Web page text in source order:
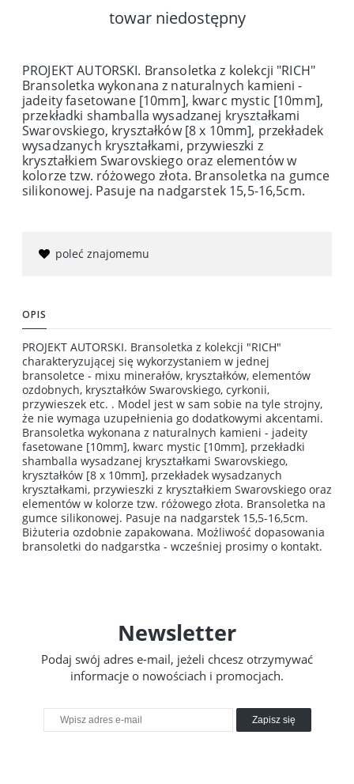
towar niedostępny
PROJEKT AUTORSKI. Bransoletka z kolekcji "RICH"
Bransoletka wykonana z naturalnych kamieni -
jadeity fasetowane [10mm], kwarc mystic [10mm],
przekładki shamballa wysadzanej kryształkami
Swarovskiego, kryształków [8 x 10mm], przekładek
wysadzanych kryształkami, przywieszki z
kryształkiem Swarovskiego oraz elementów w
kolorze tzw. różowego złota. Bransoletka na gumce
silikonowej. Pasuje na nadgarstek 15,5-16,5cm.
poleć znajomemu
OPIS
PROJEKT AUTORSKI. Bransoletka z kolekcji "RICH"
charakteryzującej się wykorzystaniem w jednej
bransoletce - mixu minerałów, kryształków, elementów
ozdobnych, kryształków Swarovskiego, cyrkonii,
przywieszek etc. . Model jest w sam sobie na tyle strojny,
że nie wymaga uzupełnienia go dodatkowymi akcentami.
Bransoletka wykonana z naturalnych kamieni - jadeity
fasetowane [10mm], kwarc mystic [10mm], przekładki
shamballa wysadzanej kryształkami Swarovskiego,
kryształków [8 x 10mm], przekładek wysadzanych
kryształkami, przywieszki z kryształkiem Swarovskiego oraz
elementów w kolorze tzw. różowego złota. Bransoletka na
gumce silikonowej. Pasuje na nadgarstek 15,5-16,5cm.
Biżuteria ozdobnie zapakowana. Możliwość dopasowania
bransoletki do nadgarstka - wcześniej prosimy o kontakt.
Newsletter
Podaj swój adres e-mail, jeżeli chcesz otrzymywać
informacje o nowościach i promocjach.
Zapisz się